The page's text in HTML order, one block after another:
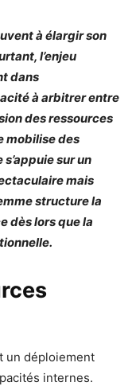
à élargir son
l’enjeu
dans
à arbitrer entre
des ressources
mobilise des
sur un
mais
structure la
dès lors que la
un déploiement
internes.